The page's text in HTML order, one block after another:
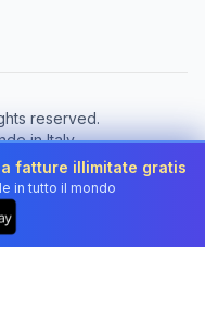
reserved.
in Italy
fatture illimitate gratis
in tutto il mondo